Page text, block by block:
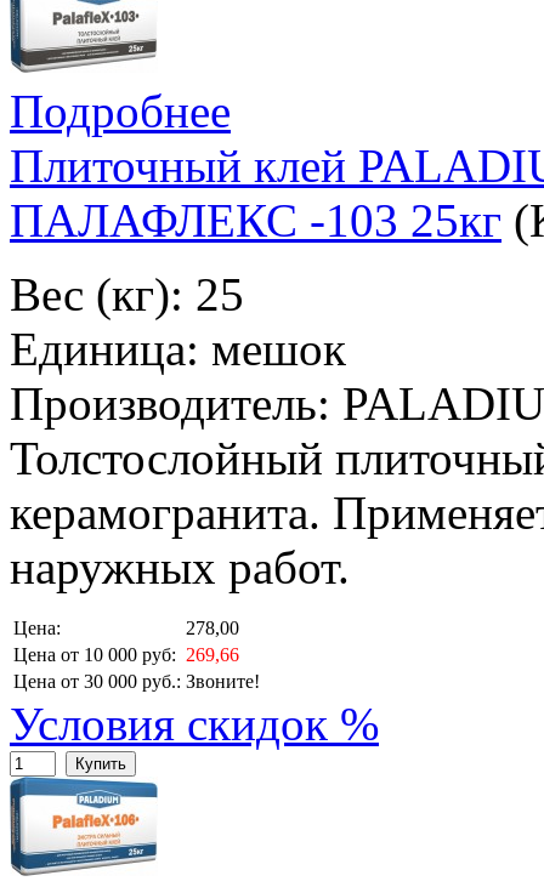
Подробнее
Плиточный клей
ПАЛАФЛЕКС -103 25кг
Вес (кг): 25
Единица: мешок
Производитель:
Толстослойный
керамогранита.
наружных работ.
Цена:
278,00
Цена от 10 000 руб: 269,66
Цена от 30 000 руб.: Звоните!
Условия скидок %
Купить